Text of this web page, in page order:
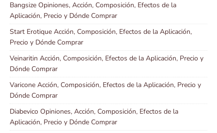
Bangsize Opiniones, Acción, Composición, Efectos de la
Aplicación, Precio y Dónde Comprar
Start Erotique Acción, Composición, Efectos de la Aplicación,
Precio y Dónde Comprar
Veinaritin Acción, Composición, Efectos de la Aplicación, Precio y
Dónde Comprar
Varicone Acción, Composición, Efectos de la Aplicación, Precio y
Dónde Comprar
Diabevico Opiniones, Acción, Composición, Efectos de la
Aplicación, Precio y Dónde Comprar